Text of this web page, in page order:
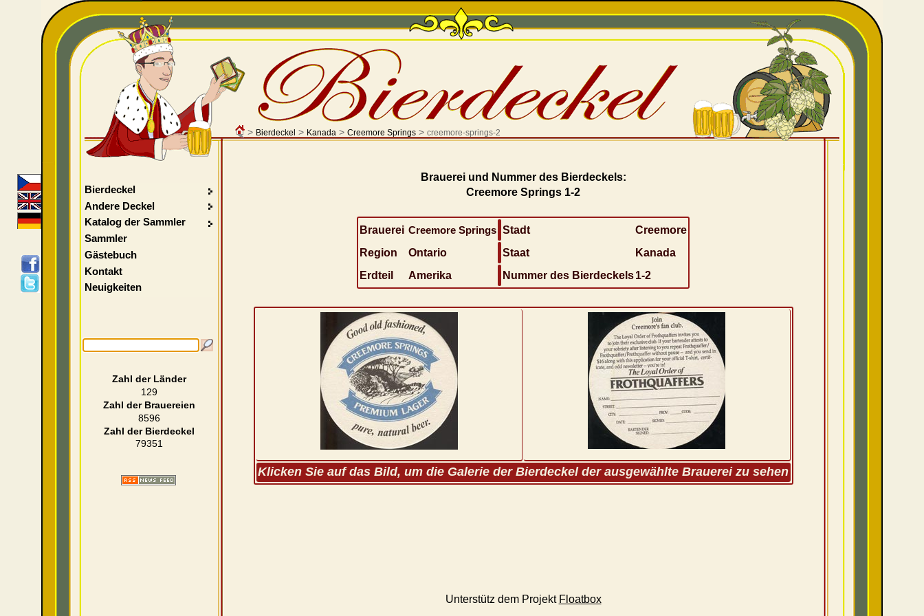
> Bierdeckel > Kanada> Creemore Springs> creemore-springs-2
Brauerei und Nummer des Bierdeckels:
Creemore Springs 1-2
Brauerei Creemore Springs Stadt
Creemore
Region
Ontario Staat
Kanada
Erdteil
Amerika Nummer des Bierdeckels1-2
Klicken Sie auf das Bild, um die Galerie der Bierdeckel der ausgewählte Brauerei zu sehen
Unterstütz dem Projekt Floatbox
Bierdeckel
Andere Deckel
Katalog der Sammler
Sammler
Gästebuch
Kontakt
Neuigkeiten
Zahl der Länder
129
Zahl der Brauereien
8596
Zahl der Bierdeckel
79351